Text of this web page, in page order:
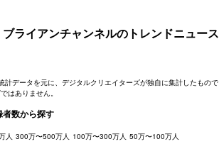
ブライアンチャンネルのトレンドニュース
計データを元に、デジタルクリエイターズが独自に集計したもので
はありません。
数から探す
人 300万〜500万人 100万〜300万人 50万〜100万人